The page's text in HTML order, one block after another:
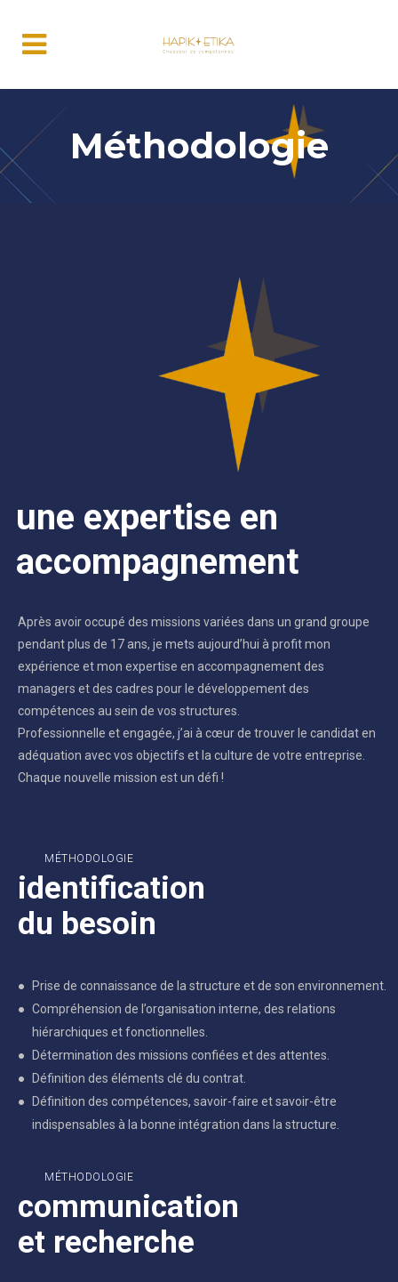
Méthodologie
une expertise en
accompagnement
Après avoir occupé des missions variées dans un grand groupe
pendant plus de 17 ans, je mets aujourd’hui à profit mon
expérience et mon expertise en accompagnement des
managers et des cadres pour le développement des
compétences au sein de vos structures.
Professionnelle et engagée, j’ai à cœur de trouver le candidat en
adéquation avec vos objectifs et la culture de votre entreprise.
Chaque nouvelle mission est un défi !
MÉTHODOLOGIE
identification
du besoin
Prise de connaissance de la structure et de son environnement.
Compréhension de l’organisation interne, des relations
hiérarchiques et fonctionnelles.
Détermination des missions confiées et des attentes.
Définition des éléments clé du contrat.
Définition des compétences, savoir-faire et savoir-être
indispensables à la bonne intégration dans la structure.
MÉTHODOLOGIE
communication
et recherche